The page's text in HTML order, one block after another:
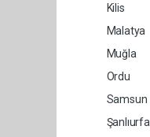
Kilis
Malatya
Muğla
Ordu
Samsun
Şanlıurfa